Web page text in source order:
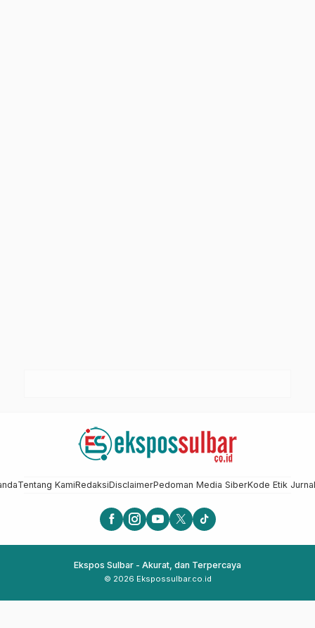
Tentang KamiRedaksiDisclaimerPedoman Media SiberKode Etik
Ekspos Sulbar - Akurat, dan Terpercaya
© 2026 Ekspossulbar.co.id